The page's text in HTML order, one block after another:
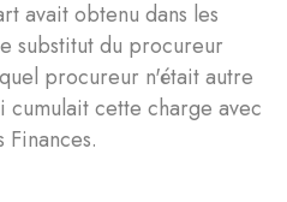
avait obtenu dans les
substitut du procureur
procureur n'était autre
cette charge avec